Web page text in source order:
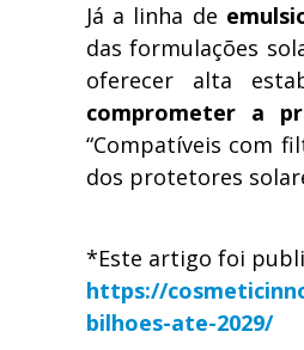
Já a linha de
das formulações
oferecer alta
comprometer a
“Compatíveis com
dos protetores
*Este artigo foi
https://
bilhoes-ate-2029/